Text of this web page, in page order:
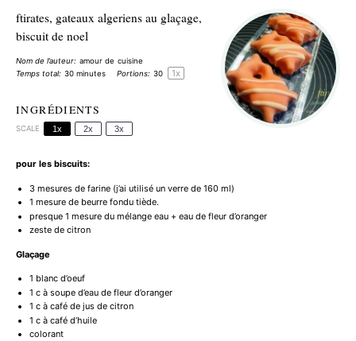
ftirates, gateaux algeriens au glaçage,
biscuit de noel
Nom de l’auteur: amour de cuisine
Temps total: 30 minutes Portions: 30 1x
INGRÉDIENTS
SCALE 1x 2x 3x
pour les biscuits:
3mesures de farine (j’ai utilisé un verre de160 ml)
1 mesure de beurre fondu tiède.
presque 1 mesure du mélange eau + eau de fleur d’oranger
zeste de citron
Glaçage
1 blanc d’oeuf
1 c à soupe d’eau de fleur d’oranger
1 c à café de jus de citron
1 c à café d’huile
colorant